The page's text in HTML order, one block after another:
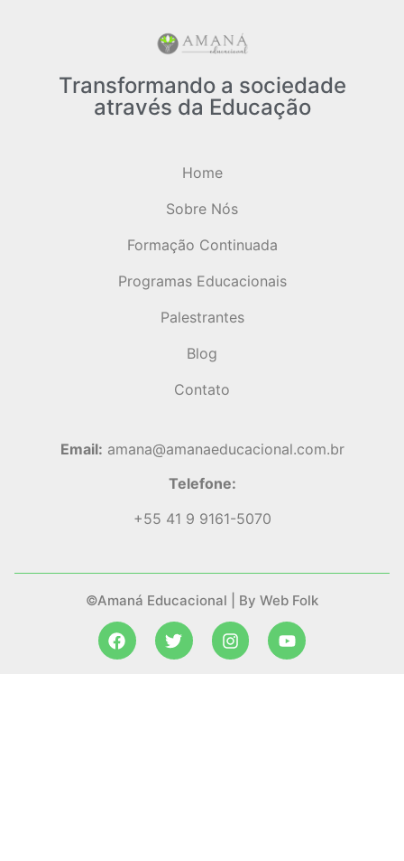
Transformando a sociedade
através da Educação
Home
Sobre Nós
Formação Continuada
Programas Educacionais
Palestrantes
Blog
Contato
Email: amana@amanaeducacional.com.br
Telefone:
+55 41 9 9161-5070
©Amaná Educacional | By Web Folk